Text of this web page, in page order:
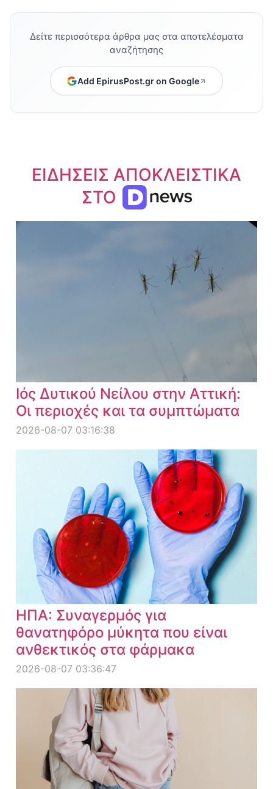
Δείτε περισσότερα άρθρα μας στα αποτελέσματα
αναζήτησης
Add EpirusPost.gr on Google
ΕΙΔΗΣΕΙΣ ΑΠΟΚΛΕΙΣΤΙΚΑ
ΣΤΟ
Ιός Δυτικού Νείλου στην Αττική:
Οι περιοχές και τα συμπτώματα
2026-08-07 03:16:38
ΗΠΑ: Συναγερμός για
θανατηφόρο μύκητα που είναι
ανθεκτικός στα φάρμακα
2026-08-07 03:36:47